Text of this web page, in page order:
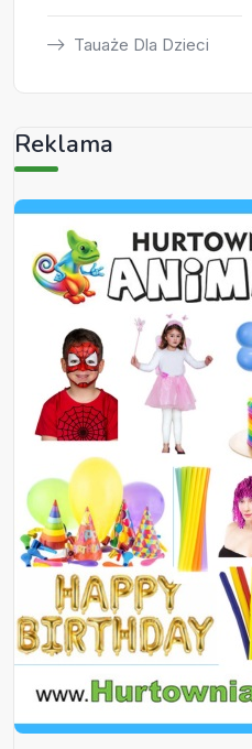
Tauaże Dla Dzieci
Reklama